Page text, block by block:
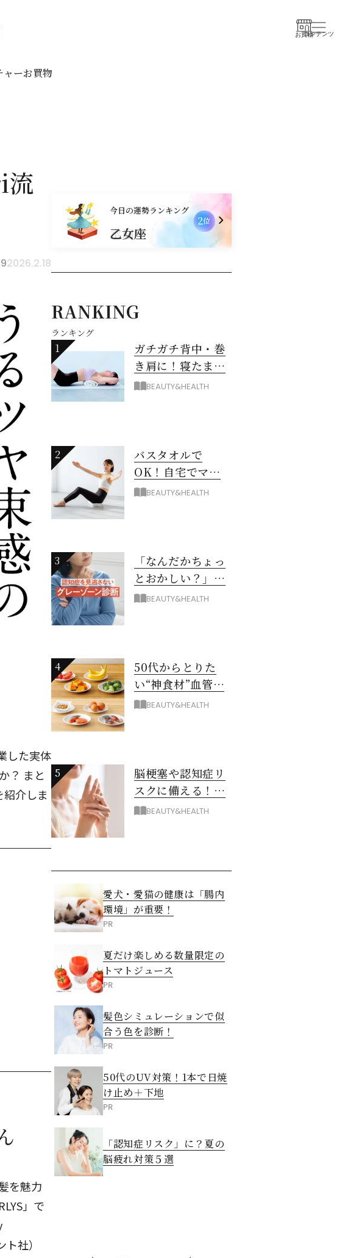
お買物コンテンツ
ャーお買物
流
2026.2.18
した実体
？ まと
介しま
を魅力
」で
社）
今日の運勢ランキング
乙女座
2位
RANKING
ランキング
1
ガチガチ背中・巻
き肩に！寝たまま
バスタオル「おう
BEAUTY&HEALTH
2
バスタオルで
OK！自宅でマシ
ン級に骨から整え
BEAUTY&HEALTH
3
「なんだかちょっ
とおかしい？」を
見逃さない！ 認知
BEAUTY&HEALTH
4
50代からとりた
い“神食材”血管と
脳を若々しく保つ
BEAUTY&HEALTH
5
脳梗塞や認知症リ
スクに備える！ゴ
ースト血管を復活
BEAUTY&HEALTH
愛犬・愛猫の健康は「腸内
環境」が重要！
PR
夏だけ楽しめる数量限定の
トマトジュース
PR
髪色シミュレーションで似
合う色を診断！
PR
50代のUV対策！1本で日焼
け止め＋下地
PR
「認知症リスク」に？夏の
脳疲れ対策５選